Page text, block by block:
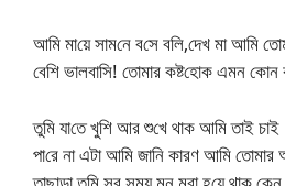
আ‌মি মা‌য়ে সাম‌নে ব‌সে ব‌লি,দেখ মা আ‌মি
বে‌শি ভালবা‌সি! তোমার কষ্ট‌হোক এমন
তু‌মি যা‌তে খু‌শি আর শু‌খে থাক আ‌মি তাই চাই।
পা‌রে না এটা আ‌মি জা‌নি কারণ আ‌মি